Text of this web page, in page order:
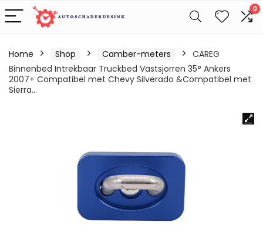
0
Home Shop Camber-meters
CAREG
Binnenbed Intrekbaar Truckbed Vastsjorren 35° Ankers
2007+ Compatibel met Chevy Silverado &Compatibel met
Sierra…